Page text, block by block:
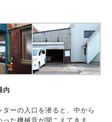
内
ーの入口を潜ると、中から
た機械音が聞こえてきま